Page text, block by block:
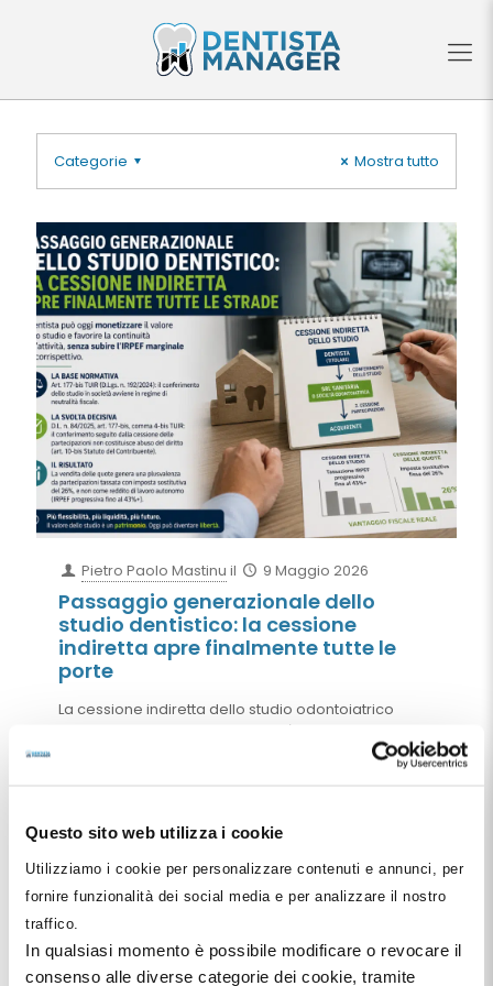
Questo sito web utilizza i cookie
Utilizziamo i cookie per personalizzare contenuti e annunci, per
fornire funzionalità dei social media e per analizzare il nostro
traffico.
In qualsiasi momento è possibile modificare o revocare il
consenso alle diverse categorie dei cookie, tramite
Categorie Mostra tutto
Pietro Paolo Mastinu il 9 Maggio 2026
Passaggio generazionale dello
studio dentistico: la cessione
indiretta apre finalmente tutte le
porte
La cessione indiretta dello studio odontoiatrico
attraverso SRL sanitarie e società odontoiatriche
normative, il dentista può oggi pianificare la
tassazione IRPEF marginale tipica della cessione
diretta dello studio professionale.
Leggi tutto